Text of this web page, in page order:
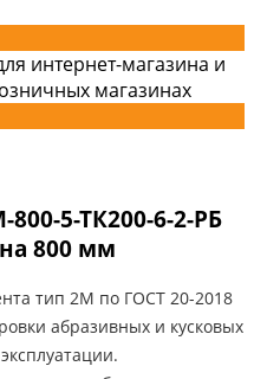
интернет-магазина и
магазинах
5-ТК200-6-2-РБ
800 мм
тип 2М по ГОСТ 20-2018
абразивных и кусковых